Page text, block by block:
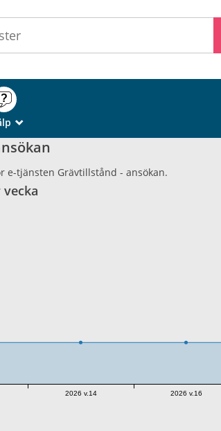
_
e-tjänsten Grävtillstånd - ansökan.
2026 v.14 2026 v.16